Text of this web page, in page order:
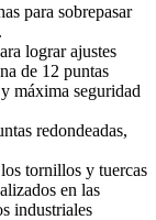
para sobrepasar
lograr ajustes
de 12 puntas
máxima seguridad
redondeadas,
tornillos y tuercas
en las
industriales